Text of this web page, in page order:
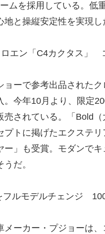
ムを採用している。低
と操縦安定性を実現し
エン「C4カクタス」
ーで参考出品されたク
。今年10月より、限定
売されている。「Bold
プトに掲げたエクステ
」も受賞。モダンでキ
だ。
フルモデルチェンジ
ーカー・プジョーは、